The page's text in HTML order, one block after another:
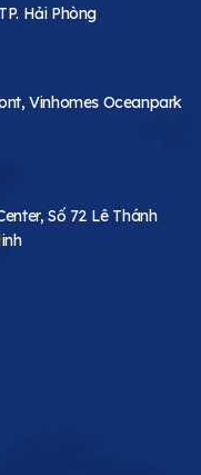
Hải Phòng
Vinhomes Oceanpark
Số 72 Lê Thánh